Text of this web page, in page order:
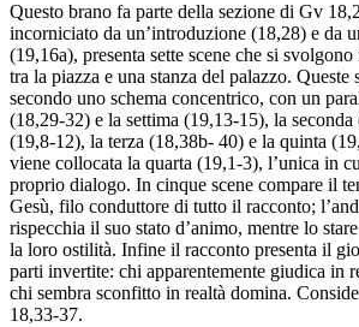
Questo brano fa parte della sezione di Gv
incorniciato da un’introduzione (18,28) e da
(19,16a), presenta sette scene che si
tra la piazza e una stanza del palazzo. Queste
secondo uno schema concentrico, con un
(18,29-32) e la settima (19,13-15), la seconda
(19,8-12), la terza (18,38b- 40) e la quinta
viene collocata la quarta (19,1-3), l’unica in
proprio dialogo. In cinque scene compare il
Gesù, filo conduttore di tutto il racconto;
rispecchia il suo stato d’animo, mentre lo
la loro ostilità. Infine il racconto presenta il
parti invertite: chi apparentemente giudica in
chi sembra sconfitto in realtà domina.
18,33-37.